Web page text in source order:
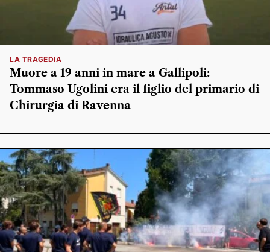
LA TRAGEDIA
Muore a 19 anni in mare a Gallipoli:
Tommaso Ugolini era il figlio del primario di
Chirurgia di Ravenna